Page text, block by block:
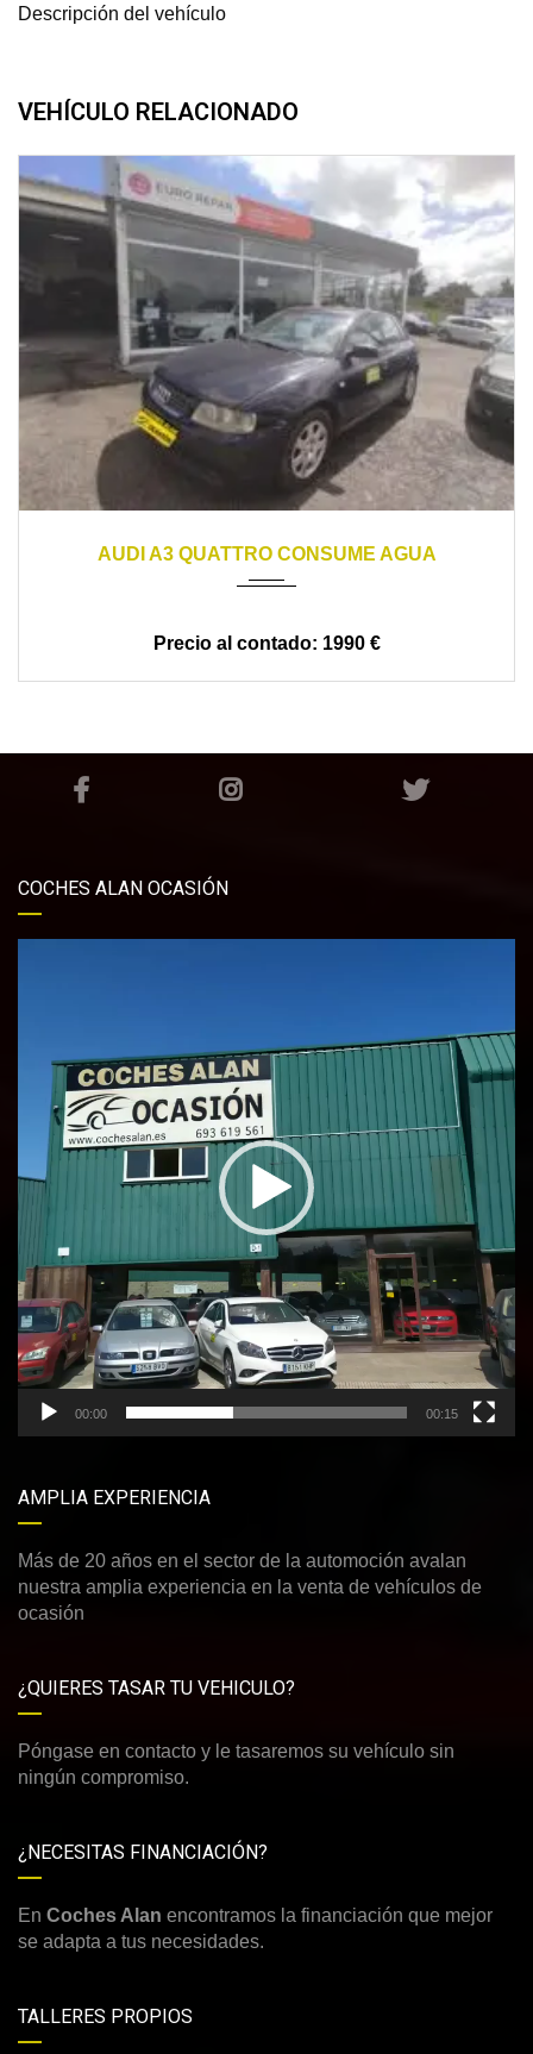
Descripción del vehículo
VEHÍCULO RELACIONADO
AUDI A3 QUATTRO CONSUME AGUA
1990 €
COCHES ALAN OCASIÓN
00:00 00:15
AMPLIA EXPERIENCIA
Más de 20 años en el sector de la automoción avalan
nuestra amplia experiencia en la venta de vehículos de
ocasión
¿QUIERES TASAR TU VEHICULO?
Póngase en contacto y le tasaremos su vehículo sin
ningún compromiso.
¿NECESITAS FINANCIACIÓN?
En Coches Alan encontramos la financiación que mejor
se adapta a tus necesidades.
TALLERES PROPIOS